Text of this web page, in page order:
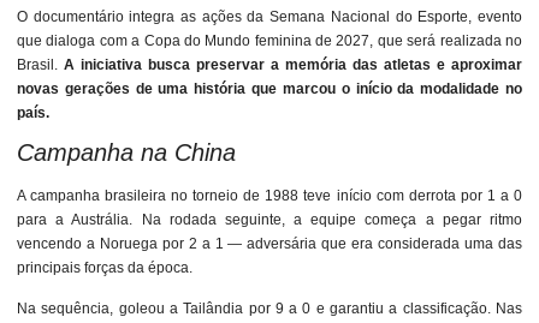
O documentário integra as ações da Semana Nacional do Esporte, evento
que dialoga com a Copa do Mundo feminina de 2027, que será realizada no
Brasil. A iniciativa busca preservar a memória das atletas e aproximar
novas gerações de uma história que marcou o início da modalidade no
país.
Campanha na China
A campanha brasileira no torneio de 1988 teve início com derrota por 1 a 0
para a Austrália. Na rodada seguinte, a equipe começa a pegar ritmo
vencendo a Noruega por 2 a 1 — adversária que era considerada uma das
principais forças da época.
Na sequência, goleou a Tailândia por 9 a 0 e garantiu a classificação. Nas